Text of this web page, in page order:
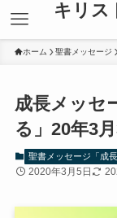
キリス
ホーム 聖書メッセージ
成長メッセ
る」20年3
聖書メッセージ「成
2020年3月5日